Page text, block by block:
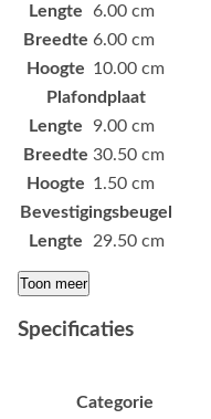
Lengte
6.00 cm
Breedte 6.00 cm
Hoogte 10.00 cm
Plafondplaat
Lengte
9.00 cm
Breedte 30.50 cm
Hoogte 1.50 cm
Bevestigingsbeugel
Lengte
29.50 cm
Toon meer
Specificaties
Categorie